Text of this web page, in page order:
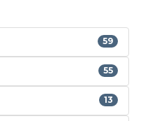
59
55
13